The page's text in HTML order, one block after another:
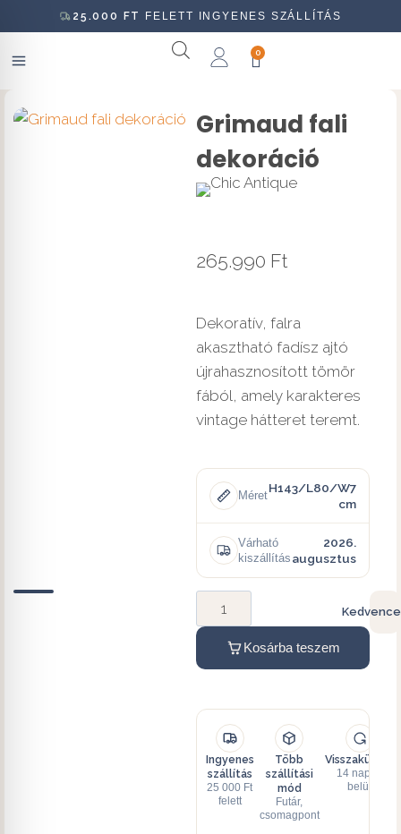
25.000 FT FELETT INGYENES SZÁLLÍTÁS
0
Grimaud fali
dekoráció
265.990 Ft
Dekoratív, falra
akasztható fadísz ajtó
újrahasznosított tömör
fából, amely karakteres
vintage hátteret teremt.
Méret
H143/L80/W7
cm
Várható
kiszállítás
2026.
augusztus
Kosárba teszem
Ingyenes
szállítás
25 000 Ft
felett
Több
szállítási
mód
Futár,
csomagpont
Visszaküldés
14 napon
belül